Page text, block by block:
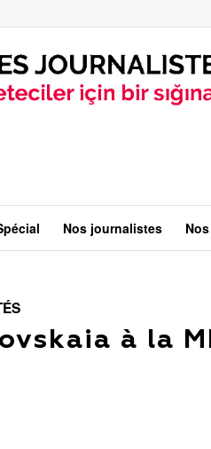
Nos journalistes
à la